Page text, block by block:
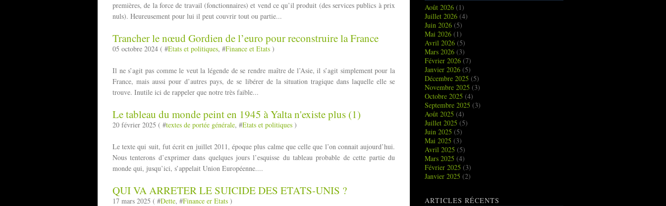
premières, de la force de travail (fonctionnaires) et vend ce qu’il produit (des services publics à prix
nuls). Heureusement pour lui il peut couvrir tout ou partie...
Trancher le nœud Gordien de l’euro pour reconstruire la France
05 octobre 2024 ( #Etats et politiques, #Finance et Etats )
Il ne s’agit pas comme le veut la légende de se rendre maître de l’Asie, il s’agit simplement pour la
France, mais aussi pour d’autres pays, de se libérer de la situation tragique dans laquelle elle se
trouve. Inutile ici de rappeler que notre très faible...
Le tableau du monde peint en 1945 à Yalta n'existe plus (1)
20 février 2025 ( #textes de portée générale, #Etats et politiques )
Le texte qui suit, fut écrit en juillet 2011, époque plus calme que celle que l’on connait aujourd’hui.
Nous tenterons d’exprimer dans quelques jours l’esquisse du tableau probable de cette partie du
monde qui, jusqu’ici, s’appelait Union Européenne....
QUI VA ARRETER LE SUICIDE DES ETATS-UNIS ?
17 mars 2025 ( #Dette, #Finance er Etats )
Août 2026 (1)
Juillet 2026 (4)
Juin 2026 (5)
Mai 2026 (1)
Avril 2026 (5)
Mars 2026 (3)
Février 2026 (7)
Janvier 2026 (5)
Décembre 2025 (5)
Novembre 2025 (3)
Octobre 2025 (4)
Septembre 2025 (3)
Août 2025 (4)
Juillet 2025 (5)
Juin 2025 (5)
Mai 2025 (3)
Avril 2025 (5)
Mars 2025 (4)
Février 2025 (3)
Janvier 2025 (2)
ARTICLES RÉCENTS